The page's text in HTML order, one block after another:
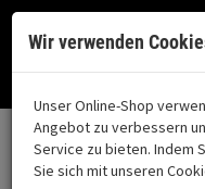
Fahrzeugteile
Neuheiten
Nutzung unserer Dienste
Menü
Motorrad auswählen
Neues Konto
Wir verwenden
Unser Online-Shop
Angebot zu verbessern
Service zu bieten. Indem
Sie sich mit unseren